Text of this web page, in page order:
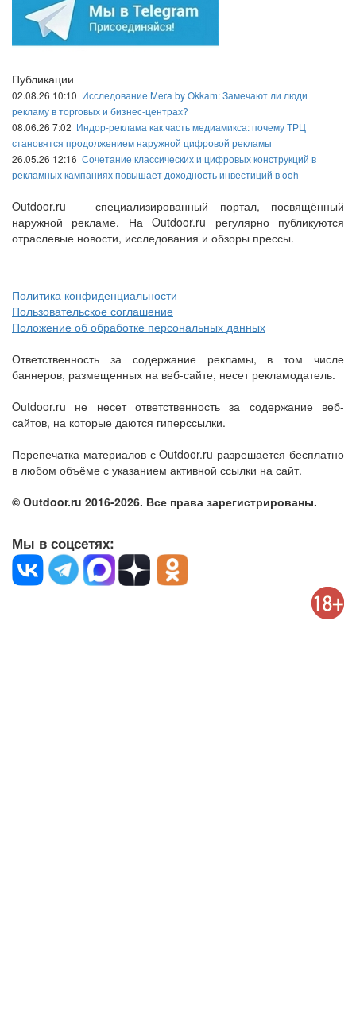
Публикации
02.08.26 10:10 Исследование Mera by Okkam: Замечают ли люди
рекламу в торговых и бизнес-центрах?
08.06.26 7:02 Индор-реклама как часть медиамикса: почему ТРЦ
становятся продолжением наружной цифровой рекламы
26.05.26 12:16 Сочетание классических и цифровых конструкций в
рекламных кампаниях повышает доходность инвестиций в ooh
Outdoor.ru – специализированный портал, посвящённый
наружной рекламе. На Outdoor.ru регулярно публикуются
отраслевые новости, исследования и обзоры прессы.
Политика конфиденциальности
Пользовательское соглашение
Положение об обработке персональных данных
Ответственность за содержание рекламы, в том числе
баннеров, размещенных на веб-сайте, несет рекламодатель.
Outdoor.ru не несет ответственность за содержание веб-
сайтов, на которые даются гиперссылки.
Перепечатка материалов с Outdoor.ru разрешается бесплатно
в любом объёме с указанием активной ссылки на сайт.
© Outdoor.ru 2016-2026. Все права зарегистрированы.
Мы в соцсетях: